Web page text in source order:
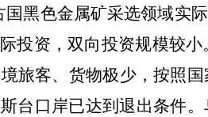
黑色金属矿采选领域实
投资，双向投资规模较小
旅客、货物极少，按照国
台口岸已达到退出条件。